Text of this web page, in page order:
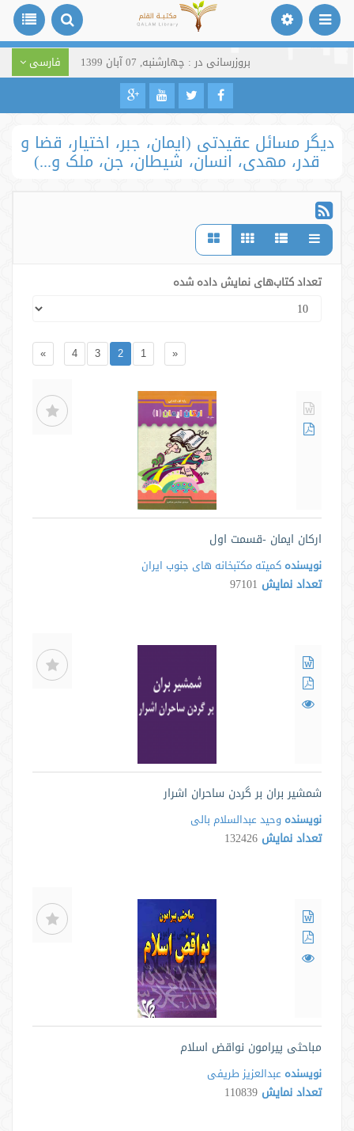
بروزرسانی در : چهارشنبه, 07 آبان 1399 فارسی
دیگر مسائل عقیدتی (ایمان، جبر، اختیار، قضا و
قدر، مهدی، انسان، شیطان، جن، ملک و...)
تعداد کتاب‌های نمایش داده شده
«
1
2
3
4
»
ارکان ایمان -قسمت اول
نویسنده کمیته مکتبخانه های جنوب ایران
تعداد نمایش 97101
شمشیر بران بر گردن ساحران اشرار
نویسنده وحید عبدالسلام بالی
تعداد نمایش 132426
مباحثی پیرامون نواقض اسلام
نویسنده عبدالعزیز طریفی
تعداد نمایش 110839